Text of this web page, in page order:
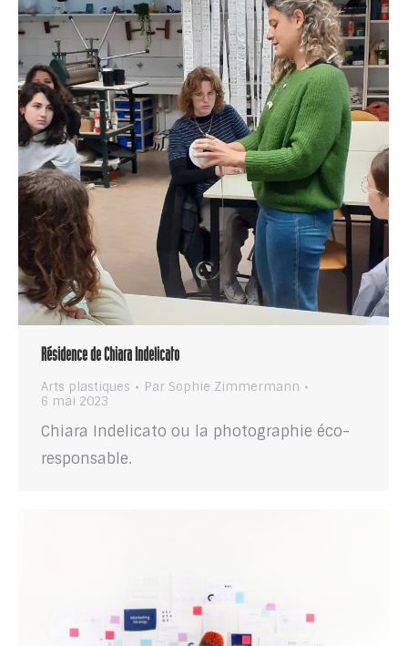
Résidence de Chiara Indelicato
Arts plastiques Par Sophie Zimmermann
6 mai 2023
Chiara Indelicato ou la photographie éco-
responsable.